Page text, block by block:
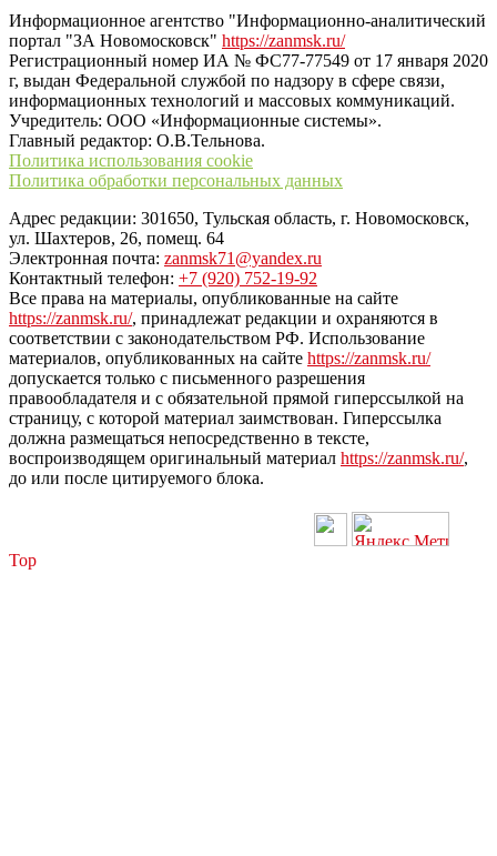
Информационное агентство "Информационно-аналитический
портал "ЗА Новомосковск" https://zanmsk.ru/
Регистрационный номер ИА № ФС77-77549 от 17 января 2020
г, выдан Федеральной службой по надзору в сфере связи,
информационных технологий и массовых коммуникаций.
Учредитель: ООО «Информационные системы».
Главный редактор: О.В.Тельнова.
Политика использования cookie
Политика обработки персональных данных
Адрес редакции: 301650, Тульская область, г. Новомосковск,
ул. Шахтеров, 26, помещ. 64
Электронная почта: zanmsk71@yandex.ru
Контактный телефон: +7 (920) 752-19-92
Все права на материалы, опубликованные на сайте
https://zanmsk.ru/, принадлежат редакции и охраняются в
соответствии с законодательством РФ. Использование
материалов, опубликованных на сайте https://zanmsk.ru/
допускается только с письменного разрешения
правообладателя и с обязательной прямой гиперссылкой на
страницу, с которой материал заимствован. Гиперссылка
должна размещаться непосредственно в тексте,
воспроизводящем оригинальный материал https://zanmsk.ru/,
до или после цитируемого блока.
Top